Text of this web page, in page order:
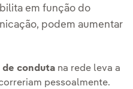
em função do
podem aumentar
conduta na rede leva a
pessoalmente.